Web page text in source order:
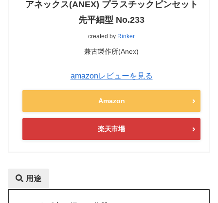
アネックス(ANEX) プラスチックピンセット
先平細型 No.233
created by Rinker
兼古製作所(Anex)
amazonレビューを見る
Amazon
楽天市場
用途